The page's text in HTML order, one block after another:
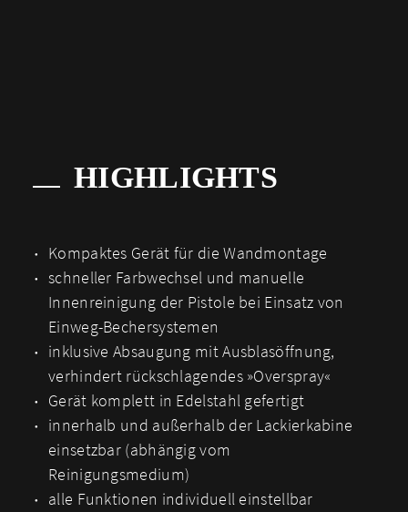
HIGHLIGHTS
Kompaktes Gerät für die Wandmontage
schneller Farbwechsel und manuelle
Innenreinigung der Pistole bei Einsatz von
Einweg-Bechersystemen
inklusive Absaugung mit Ausblasöffnung,
verhindert rückschlagendes »Overspray«
Gerät komplett in Edelstahl gefertigt
innerhalb und außerhalb der Lackierkabine
einsetzbar (abhängig vom
Reinigungsmedium)
alle Funktionen individuell einstellbar